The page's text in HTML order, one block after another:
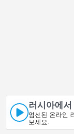
러시아에
엄선된 온라인
보세요.